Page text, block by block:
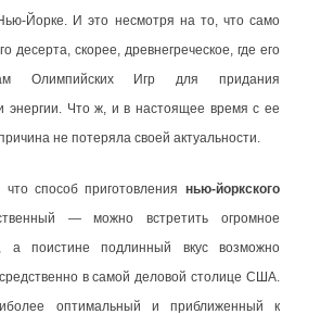
Йорке. И это несмотря на то, что само
десерта, скорее, древнегреческое, где его
Олимпийских Игр для придания
энергии. Что ж, и в настоящее время с ее
не потеряла своей актуальности.
что способ приготовления нью-йоркского
— можно встретить огромное
а поистине подлинный вкус возможно
в самой деловой столице США.
оптимальный и приближенный к